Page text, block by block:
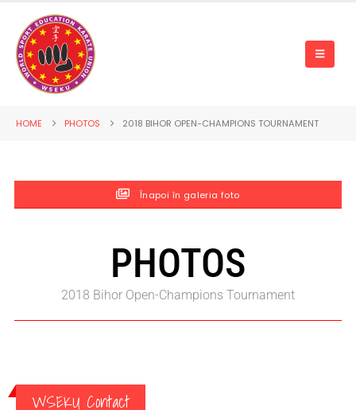
HOME PHOTOS 2018 BIHOR OPEN-CHAMPIONS TOURNAMENT
Înapoi în galeria foto
PHOTOS
2018 Bihor Open-Champions Tournament
WSEKU Contact